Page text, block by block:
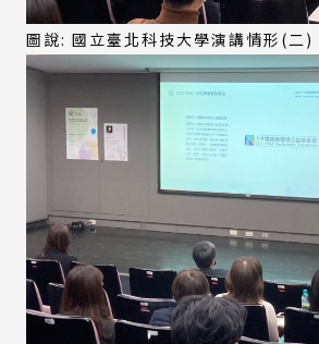
圖說: 國立臺北科技大學演講情形(二)